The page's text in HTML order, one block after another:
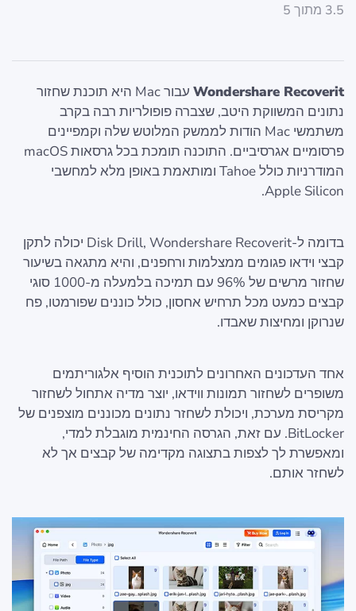
3.5 מתוך 5
Wondershare Recoverit
עבור Mac היא תוכנת שחזור
נתונים המשווקת היטב, שצברה פופולריות רבה בקרב
משתמשי Mac הודות לממשק המלוטש שלה וקמפיינים
פרסומיים אגרסיביים. התוכנה תומכת בכל גרסאות macOS
המודרניות כולל Tahoe ומותאמת באופן מלא למחשבי
Apple Silicon.
בדומה ל-Disk Drill, Wondershare Recoverit יכולה לתקן
קבצי וידאו פגומים ממצלמות ורחפנים, והיא מתגאה בשיעור
שחזור מרשים של 96% עם תמיכה בלמעלה מ-1000 סוגי
קבצים כמעט מכל תרחיש אחסון, כולל כוננים שפורמטו, פח
שנרוקן ומחיצות שאבדו.
אחד העדכונים האחרונים לתוכנית הוסיף אלגוריתמים
משופרים לשחזור תמונות ווידאו, יוצר מדיה אתחול לשחזור
מקריסת מערכת, ויכולת לשחזר נתונים מכוננים מוצפנים של
BitLocker. עם זאת, הגרסה החינמית מוגבלת למדי,
ומאפשרת לך לצפות בתצוגה מקדימה של קבצים אך לא
לשחזר אותם.